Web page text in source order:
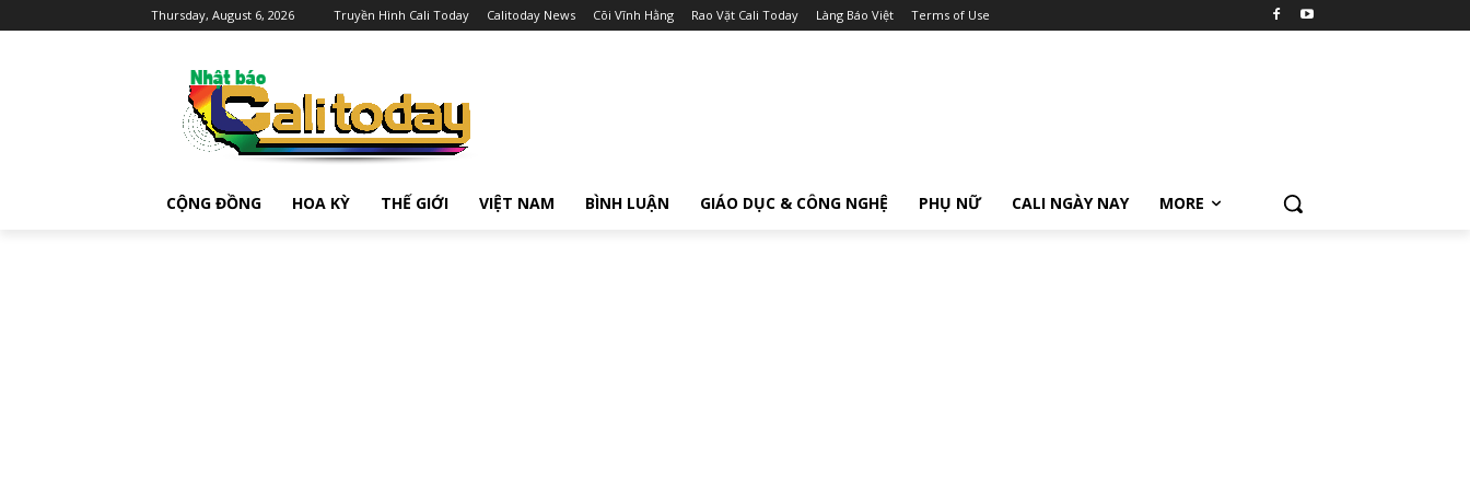
Thursday, August 6, 2026 Truyền Hình Cali Today Calitoday News Cõi Vĩnh Hằng Rao Vặt Cali Today Làng Báo Việt Terms of Use
CỘNG ĐỒNG HOA KỲ THẾ GIỚI VIỆT NAM BÌNH LUẬN GIÁO DỤC & CÔNG NGHỆ PHỤ NỮ CALI NGÀY NAY MORE